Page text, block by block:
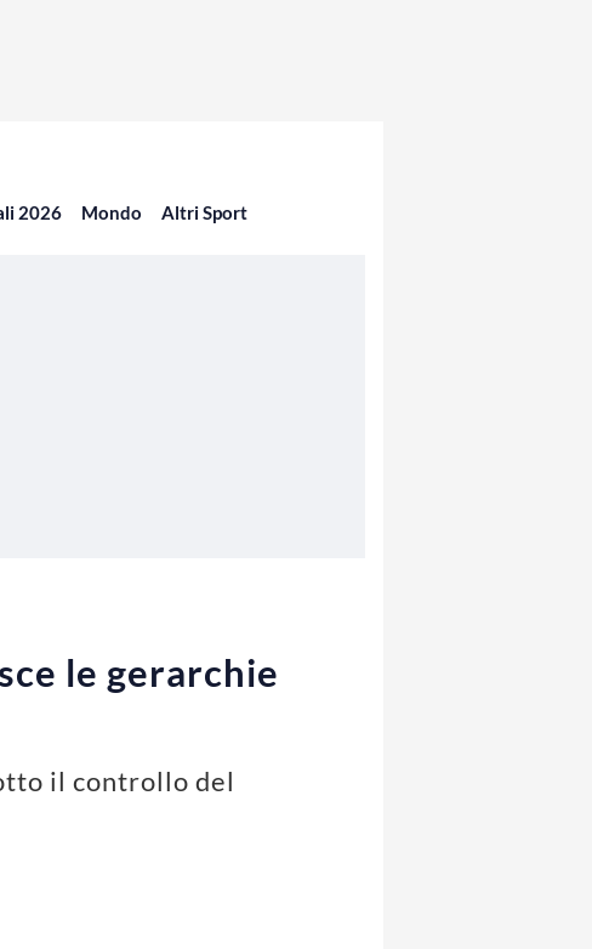
2026 Mondo Altri Sport
le gerarchie
il controllo del